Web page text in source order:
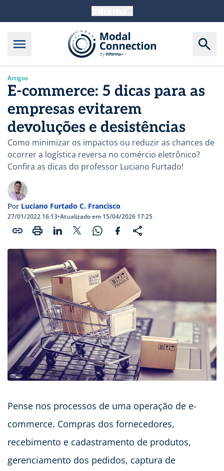
Artigos
E-commerce: 5 dicas para as
empresas evitarem
devoluções e desistências
Como minimizar os impactos ou reduzir as chances de
ocorrer a logística reversa no comércio eletrônico?
Confira as dicas do professor Luciano Furtado!
Por Luciano Furtado C. Francisco
27/01/2022 16:13•Atualizado em 15/04/2026 17:25
Pense nos processos de uma operação de e-
commerce. Compras dos fornecedores,
recebimento e cadastramento de produtos,
gerenciamento dos pedidos, captura de